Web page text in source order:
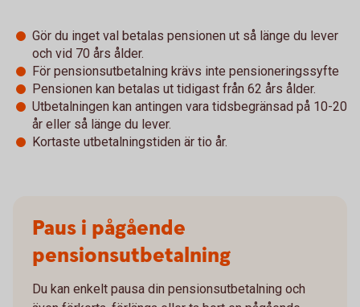
Gör du inget val betalas pensionen ut så länge du lever
och vid 70 års ålder.
För pensionsutbetalning krävs inte pensioneringssyfte
Pensionen kan betalas ut tidigast från 62 års ålder.
Utbetalningen kan antingen vara tidsbegränsad på 10-20
år eller så länge du lever.
Kortaste utbetalningstiden är tio år.
Paus i pågående
pensionsutbetalning
Du kan enkelt pausa din pensionsutbetalning och